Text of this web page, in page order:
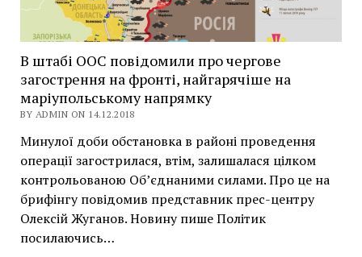
В штабі ООС повідомили про чергове
загострення на фронті, найгарячіше на
маріупольському напрямку
BY ADMIN ON 14.12.2018
Минулої доби обстановка в районі проведення
операції загострилася, втім, залишалася цілком
контрольованою Об’єднаними силами. Про це на
брифінгу повідомив представник прес-центру
Олексій Жуганов. Новину пише Політик
посилаючись…